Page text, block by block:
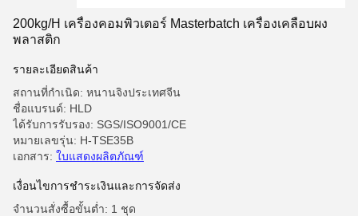
200kg/H เครื่องคอมพิวเตอร์ Masterbatch เครื่องเคลือบผง
พลาสติก
รายละเอียดสินค้า
สถานที่กำเนิด: หนานจิงประเทศจีน
ชื่อแบรนด์: HLD
ได้รับการรับรอง: SGS/ISO9001/CE
หมายเลขรุ่น: H-TSE35B
เอกสาร: ใบแสดงผลิตภัณฑ์
เงื่อนไขการชําระเงินและการจัดส่ง
จำนวนสั่งซื้อขั้นต่ำ: 1 ชุด